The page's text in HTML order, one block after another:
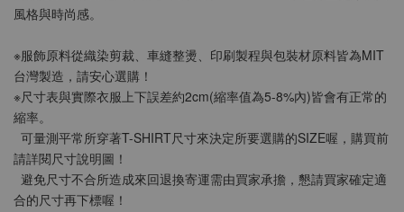
NT$ 299
加入購物車
風格與時尚感。
※服飾原料從織染剪裁、車縫整燙、印刷製程與包裝材原料皆為MIT
台灣製造，請安心選購！
※尺寸表與實際衣服上下誤差約2cm(縮率值為5-8%內)皆會有正常的
縮率。
可量測平常所穿著T-SHIRT尺寸來決定所要選購的SIZE喔，購買前
請詳閱尺寸說明圖！
避免尺寸不合所造成來回退換寄運需由買家承擔，懇請買家確定適
合的尺寸再下標喔！